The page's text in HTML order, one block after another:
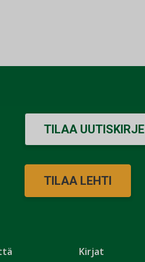
Kirjat
TILAA UUTISKIRJE
TILAA LEHTI